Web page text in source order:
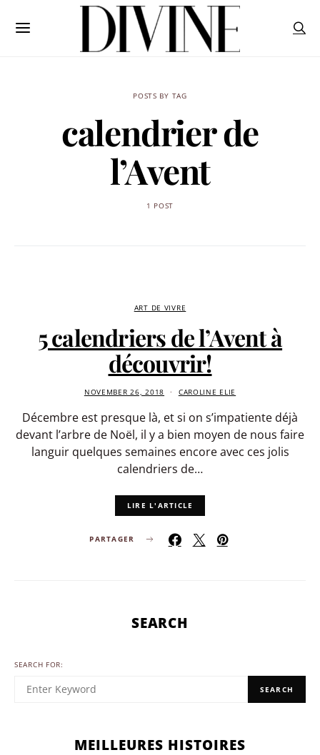
POSTS BY TAG
calendrier de
l’Avent
1 POST
ART DE VIVRE
5 calendriers de l’Avent à
découvrir!
NOVEMBER 26, 2018 CAROLINE ELIE
Décembre est presque là, et si on s’impatiente déjà
devant l’arbre de Noël, il y a bien moyen de nous faire
languir quelques semaines encore avec ces jolis
calendriers de…
LIRE L'ARTICLE
PARTAGER
SEARCH
SEARCH FOR:
SEARCH
MEILLEURES HISTOIRES